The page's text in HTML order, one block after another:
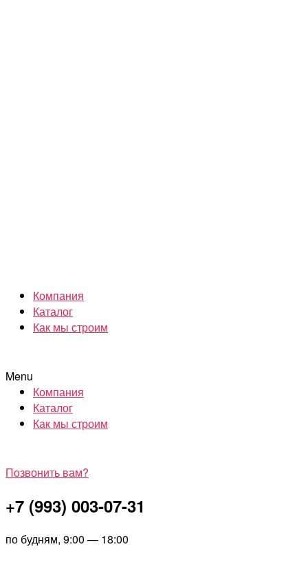
Компания
Каталог
Как мы строим
Menu
Компания
Каталог
Как мы строим
Позвонить вам?
+7 (993) 003-07-31
по будням, 9:00 — 18:00